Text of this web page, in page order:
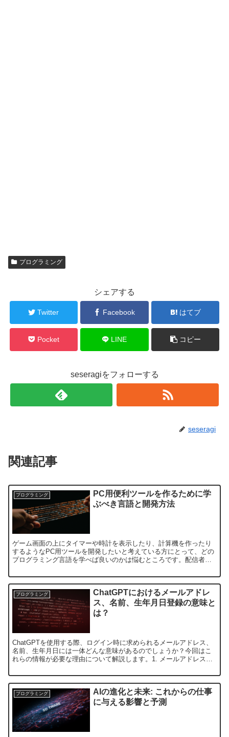
プログラミング
シェアする
Twitter Facebook はてブ
Pocket LINE コピー
seseragiをフォローする
seseragi
関連記事
プログラミング
PC用便利ツールを作るために学
ぶべき言語と開発方法
ゲーム画面の上にタイマーや時計を表示したり、計算機を作ったり
するようなPC用ツールを開発したいと考えている方にとって、どの
プログラミング言語を学べば良いのかは悩むところです。配信者向
プログラミング
ChatGPTにおけるメールアドレ
ス、名前、生年月日登録の意味と
は？
ChatGPTを使用する際、ログイン時に求められるメールアドレス、
名前、生年月日には一体どんな意味があるのでしょうか？今回はこ
れらの情報が必要な理由について解説します。1. メールアドレス登
プログラミング
AIの進化と未来: これからの仕事
に与える影響と予測